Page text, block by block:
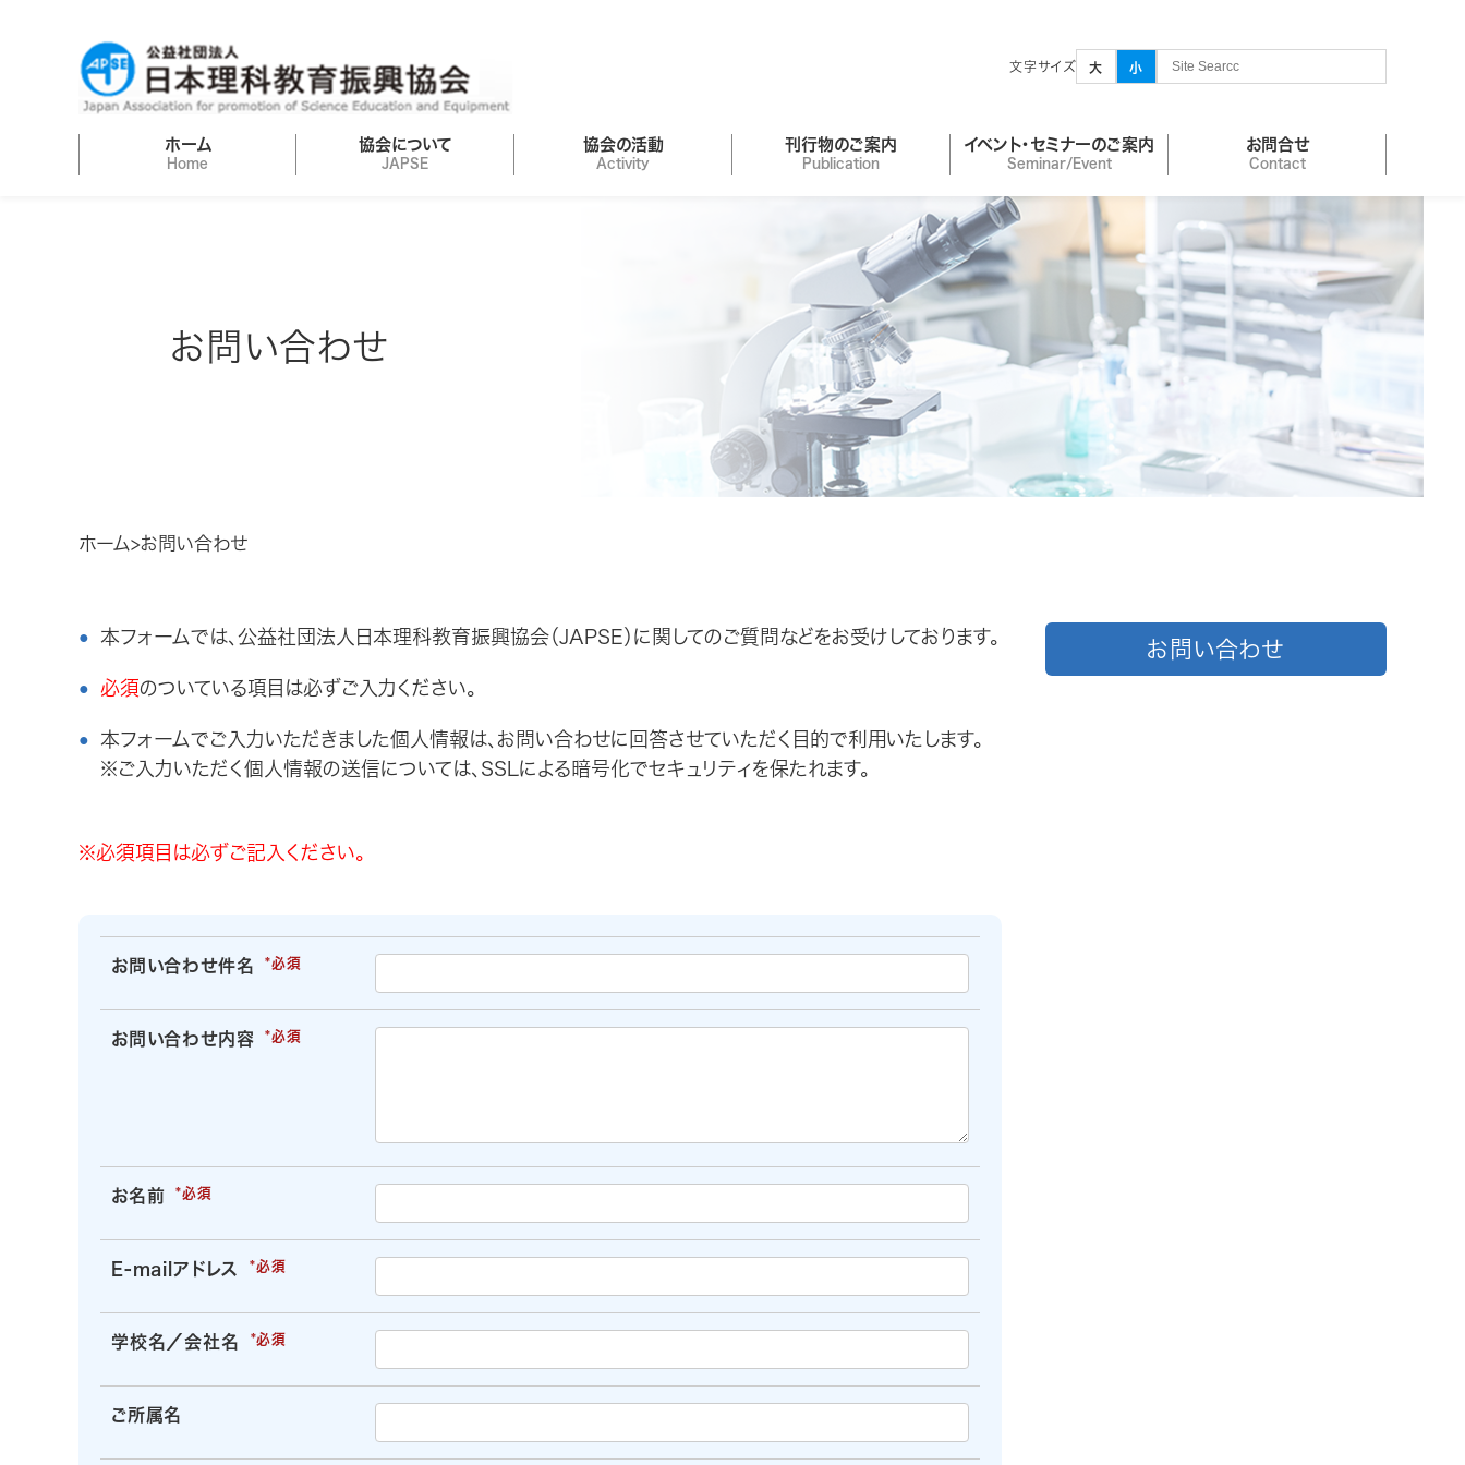
文字サイズ 大 小
ホーム
Home
協会について
JAPSE
協会の活動
Activity
刊行物のご案内
Publication
イベント・セミナーのご案内
Seminar/Event
お問合せ
Contact
お問い合わせ
ホーム お問い合わせ
本フォームでは、公益社団法人日本理科教育振興協会（JAPSE）に関してのご質問などをお受けしております。
必須のついている項目は必ずご入力ください。
本フォームでご入力いただきました個人情報は、お問い合わせに回答させていただく目的で利用いたします。
※ご入力いただく個人情報の送信については、SSLによる暗号化でセキュリティを保たれます。
※必須項目は必ずご記入ください。
お問い合わせ件名
お問い合わせ内容
お名前
E-mailアドレス
学校名／会社名
ご所属名
お問い合わせ